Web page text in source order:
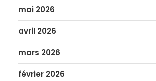
mai 2026
avril 2026
mars 2026
février 2026